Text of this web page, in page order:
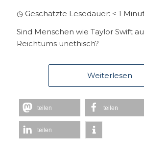
◷ Geschätzte Lesedauer: < 1
Sind Menschen wie Taylor Swift
Reichtums unethisch?
Weiterlesen
teilen teilen
teilen